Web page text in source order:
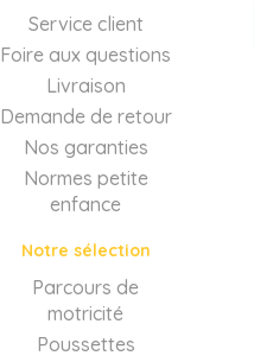
Service client
Foire aux questions
Livraison
Demande de retour
Nos garanties
Normes petite
enfance
Notre sélection
Parcours de
motricité
Poussettes